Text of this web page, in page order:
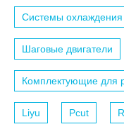
Системы охлаждения
Шаговые двигатели
Комплектующие для
Liyu Pcut